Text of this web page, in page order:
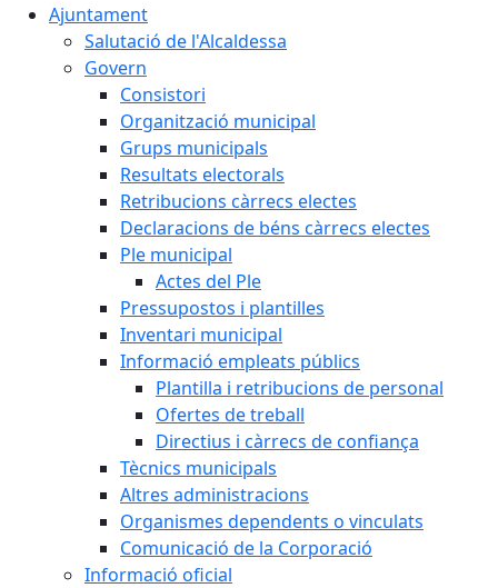
Ajuntament
Salutació de l'Alcaldessa
Govern
Consistori
Organització municipal
Grups municipals
Resultats electorals
Retribucions càrrecs electes
Declaracions de béns càrrecs electes
Ple municipal
Actes del Ple
Pressupostos i plantilles
Inventari municipal
Informació empleats públics
Plantilla i retribucions de personal
Ofertes de treball
Directius i càrrecs de confiança
Tècnics municipals
Altres administracions
Organismes dependents o vinculats
Comunicació de la Corporació
Informació oficial